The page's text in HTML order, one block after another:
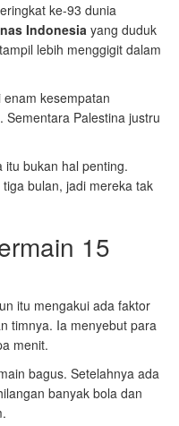
ke-93 dunia
Indonesia yang duduk
lebih menggigit dalam
kesempatan
Palestina justru
itu bukan hal penting.
bulan, jadi mereka tak
15
itu mengakui ada faktor
timnya. Ia menyebut para
menit.
bagus. Setelahnya ada
banyak bola dan